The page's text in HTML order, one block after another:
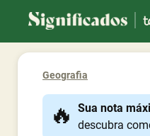
Significados
Geografia
🔥 Sua nota
descubra